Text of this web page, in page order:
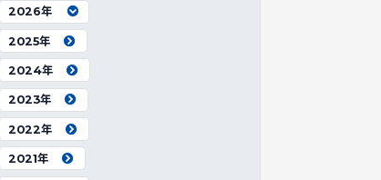
2026年
2025年
2024年
2023年
2022年
2021年